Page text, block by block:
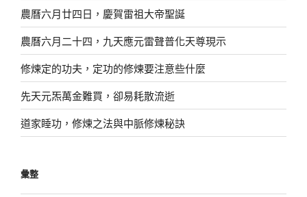
農曆六月廿四日，慶賀雷祖大帝聖誕
農曆六月二十四，九天應元雷聲普化天尊現示
修煉定的功夫，定功的修煉要注意些什麼
先天元炁萬金難買，卻易耗散流逝
道家睡功，修煉之法與中脈修煉秘訣
彙整